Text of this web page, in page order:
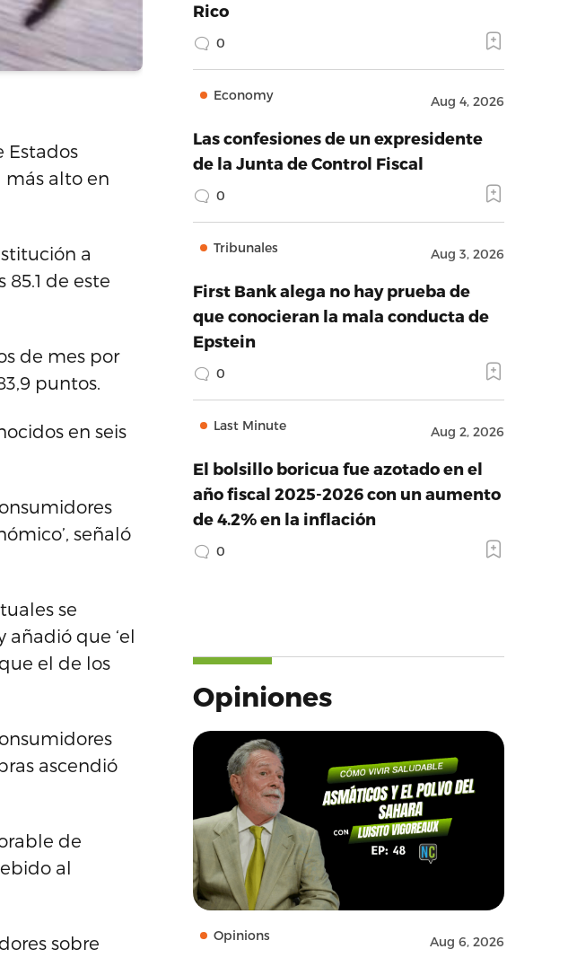
Estados
más alto en
a
de este
de mes por
puntos.
en seis
señaló
se
añadió que ‘el
el de los
ascendió
de
al
sobre
Rico
0
Economy Aug 4, 2026
Las confesiones de un expresidente
de la Junta de Control Fiscal
0
Tribunales Aug 3, 2026
First Bank alega no hay prueba de
que conocieran la mala conducta de
Epstein
0
Last Minute Aug 2, 2026
El bolsillo boricua fue azotado en el
año fiscal 2025-2026 con un aumento
de 4.2% en la inflación
0
Opiniones
Opinions Aug 6, 2026